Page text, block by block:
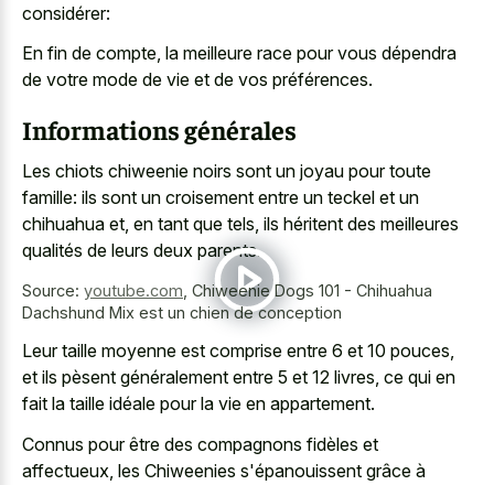
considérer:
En fin de compte, la meilleure race pour vous dépendra
de votre mode de vie et de vos préférences.
Informations générales
Les chiots chiweenie noirs sont un joyau pour toute
famille: ils sont un croisement entre un teckel et un
chihuahua et, en tant que tels, ils héritent des meilleures
qualités de leurs deux parents.
Source: youtube.com Chiweenie Dogs 101 - Chihuahua
Dachshund Mix est un chien de conception
Leur taille moyenne est comprise entre 6 et 10 pouces,
et ils pèsent généralement entre 5 et 12 livres, ce qui en
fait la taille idéale pour la vie en appartement.
Connus pour être des compagnons fidèles et
affectueux, les Chiweenies s'épanouissent grâce à